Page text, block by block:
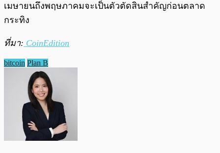
เมษายนถึงพฤษภาคมจะเป็นตัวตัดสินสำคัญก่อนตลาด
กระทิง
ที่มา: CoinEdition
bitcoin Plan B